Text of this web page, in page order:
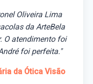
Oliveira Lima
da ArteBela
O atendimento foi
foi perfeita."
da Ótica Visão